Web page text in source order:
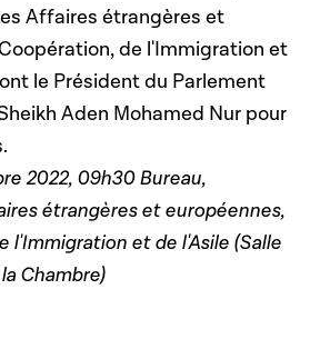
Affaires étrangères et
de l'Immigration et
le Président du Parlement
Aden Mohamed Nur pour
2022, 09h30 Bureau,
étrangères et européennes,
l'Immigration et de l'Asile (Salle
Chambre)